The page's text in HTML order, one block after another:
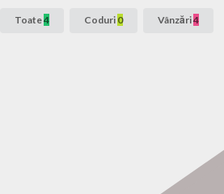
Toate4 Coduri 0 Vânzări4